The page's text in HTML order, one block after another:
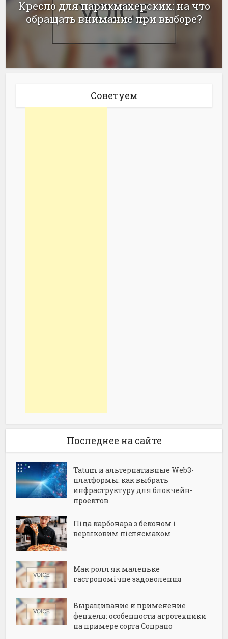
Кресло для парикмахерских: на что
обращать внимание при выборе?
Советуем
Последнее на сайте
Tatum и альтернативные Web3-
платформы: как выбрать
инфраструктуру для блокчейн-
проектов
Піца карбонара з беконом і
вершковим післясмаком
Мак ролл як маленьке
гастрономічне задоволення
Выращивание и применение
фенхеля: особенности агротехники
на примере сорта Сопрано